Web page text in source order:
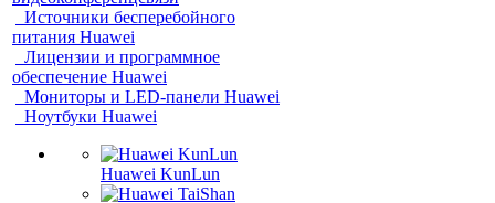
Источники бесперебойного
питания Huawei
Лицензии и программное
обеспечение Huawei
Мониторы и LED-панели Huawei
Ноутбуки Huawei
Huawei KunLun